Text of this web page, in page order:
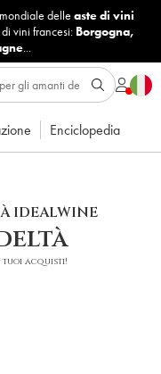
delle aste di vini
vini francesi: Borgogna,
...
Enciclopedia
IDEALWINE
tuoi acquisti!